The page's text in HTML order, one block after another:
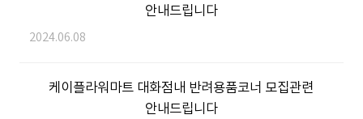
안내드립니다
2024.06.08
케이플라워마트 대화점내 반려용품코너 모집관련
안내드립니다